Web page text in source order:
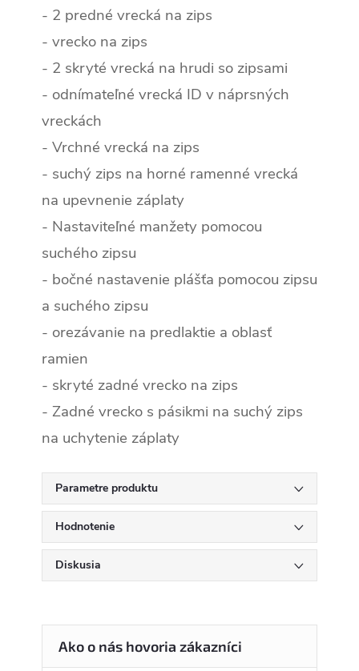
- 2 predné vrecká na zips
- vrecko na zips
- 2 skryté vrecká na hrudi so zipsami
- odnímateľné vrecká ID v náprsných
vreckách
- Vrchné vrecká na zips
- suchý zips na horné ramenné vrecká
na upevnenie záplaty
- Nastaviteľné manžety pomocou
suchého zipsu
- bočné nastavenie plášťa pomocou zipsu
a suchého zipsu
- orezávanie na predlaktie a oblasť
ramien
- skryté zadné vrecko na zips
- Zadné vrecko s pásikmi na suchý zips
na uchytenie záplaty
Parametre produktu
Hodnotenie
Diskusia